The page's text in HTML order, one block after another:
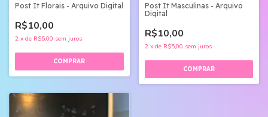
Post It Florais - Arquivo Digital
R$10,00
2 x de R$5,00 sem juros
Post It Masculinas - Arquivo
Digital
R$10,00
2 x de R$5,00 sem juros